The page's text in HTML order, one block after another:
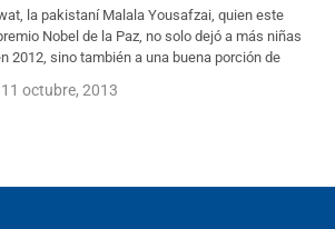
la pakistaní Malala Yousafzai, quien este
Nobel de la Paz, no solo dejó a más niñas
2012, sino también a una buena porción de
11 octubre, 2013